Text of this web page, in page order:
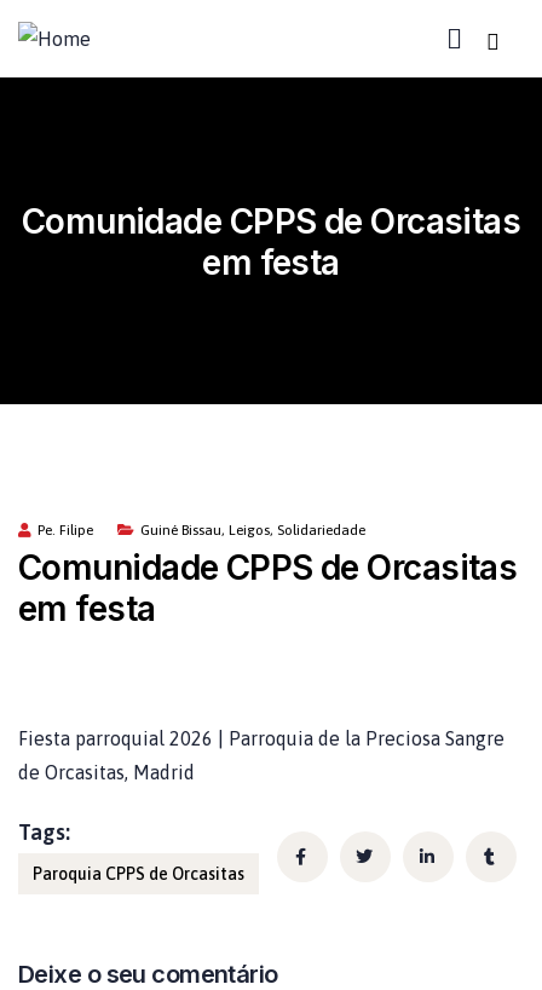
Comunidade CPPS de Orcasitas
em festa
Pe. Filipe Guiné Bissau, Leigos, Solidariedade
Comunidade CPPS de Orcasitas
em festa
Fiesta parroquial 2026 | Parroquia de la Preciosa Sangre
de Orcasitas, Madrid
Tags:
Paroquia CPPS de Orcasitas
Deixe o seu comentário